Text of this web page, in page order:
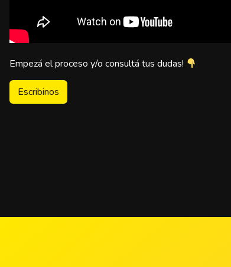
Empezá el proceso y/o consultá tus dudas!
Escribinos